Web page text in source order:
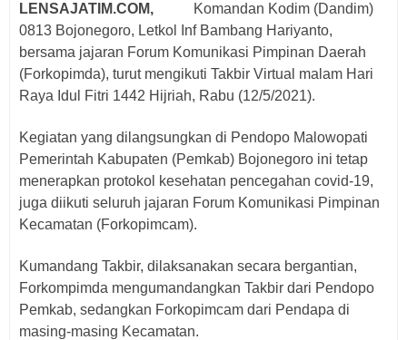
LENSAJATIM.COM,
Komandan Kodim (Dandim)
0813 Bojonegoro, Letkol Inf Bambang Hariyanto,
bersama jajaran Forum Komunikasi Pimpinan Daerah
(Forkopimda), turut mengikuti Takbir Virtual malam Hari
Raya Idul Fitri 1442 Hijriah, Rabu (12/5/2021).
Kegiatan yang dilangsungkan di Pendopo Malowopati
Pemerintah Kabupaten (Pemkab) Bojonegoro ini tetap
menerapkan protokol kesehatan pencegahan covid-19,
juga diikuti seluruh jajaran Forum Komunikasi Pimpinan
Kecamatan (Forkopimcam).
Kumandang Takbir, dilaksanakan secara bergantian,
Forkompimda mengumandangkan Takbir dari Pendopo
Pemkab, sedangkan Forkopimcam dari Pendapa di
masing-masing Kecamatan.